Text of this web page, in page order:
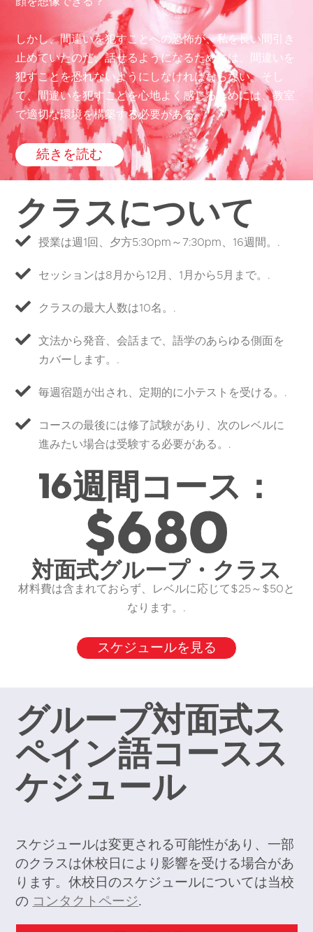
しかし、間違いを犯すことへの恐怖が、私を長い間引き
止めていたのだ。話せるようになるためには、間違いを
犯すことを恐れないようにしなければならない。そし
て、間違いを犯すことを心地よく感じるためには、教室
で適切な環境を構築する必要がある。”
続きを読む
クラスについて
授業は週1回、夕方5:30pm～7:30pm、16週間。.
セッションは8月から12月、1月から5月まで。.
クラスの最大人数は10名。.
文法から発音、会話まで、語学のあらゆる側面を
カバーします。.
毎週宿題が出され、定期的に小テストを受ける。.
コースの最後には修了試験があり、次のレベルに
進みたい場合は受験する必要がある。.
16週間コース：
$680
対面式グループ・クラス
材料費は含まれておらず、レベルに応じて$25～$50と
なります。.
スケジュールを見る
グループ対面式ス
ペイン語コースス
ケジュール
スケジュールは変更される可能性があり、一部
のクラスは休校日により影響を受ける場合があ
ります。休校日のスケジュールについては当校
の コンタクトページ.